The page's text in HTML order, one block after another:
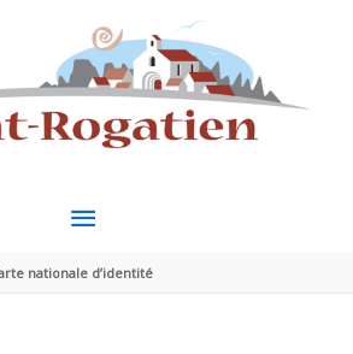
MENU
PRINCIPAL
nationale d’identité